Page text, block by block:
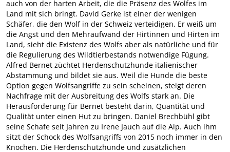
auch von der harten Arbeit, die die Präsenz des Wolfes im
Land mit sich bringt. David Gerke ist einer der wenigen
Schäfer, die den Wolf in der Schweiz verteidigen. Er weiß um
die Angst und den Mehraufwand der Hirtinnen und Hirten im
Land, sieht die Existenz des Wolfs aber als natürliche und für
die Regulierung des Wildtierbestands notwendige Fügung.
Alfred Bernet züchtet Herdenschutzhunde italienischer
Abstammung und bildet sie aus. Weil die Hunde die beste
Option gegen Wolfsangriffe zu sein scheinen, steigt deren
Nachfrage mit der Ausbreitung des Wolfs stark an. Die
Herausforderung für Bernet besteht darin, Quantität und
Qualität unter einen Hut zu bringen. Daniel Brechbühl gibt
seine Schafe seit Jahren zu Irene Jauch auf die Alp. Auch ihm
sitzt der Schock des Wolfsangriffs von 2015 noch immer in den
Knochen. Die Herdenschutzhunde und zusätzlichen